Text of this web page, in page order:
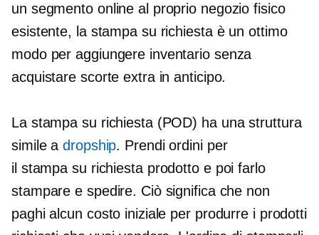
un segmento online al proprio negozio fisico
esistente, la stampa su richiesta è un ottimo
modo per aggiungere inventario senza
acquistare scorte extra in anticipo.
La stampa su richiesta (POD) ha una struttura
simile adropship. Prendi ordini per
il stampa su richiestaprodotto e poi farlo
stampare e spedire. Ciò significa che non
paghi alcun costo iniziale per produrre i prodotti